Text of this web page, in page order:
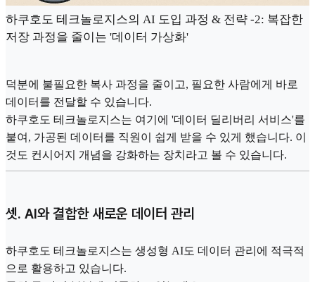
하쿠호도 테크놀로지스의 AI 도입 과정 & 전략 -2: 복잡한
저장 과정을 줄이는 '데이터 가상화'
덕분에 불필요한 복사 과정을 줄이고, 필요한 사람에게 바로
데이터를 전달할 수 있습니다.
하쿠호도 테크놀로지스는 여기에 '데이터 딜리버리 서비스'를
붙여, 가공된 데이터를 직원이 쉽게 받을 수 있게 했습니다. 이
것도 컨시어지 개념을 강화하는 장치라고 볼 수 있습니다.
셋. AI와 결합한 새로운 데이터 관리
하쿠호도 테크놀로지스는 생성형 AI도 데이터 관리에 적극적
으로 활용하고 있습니다.